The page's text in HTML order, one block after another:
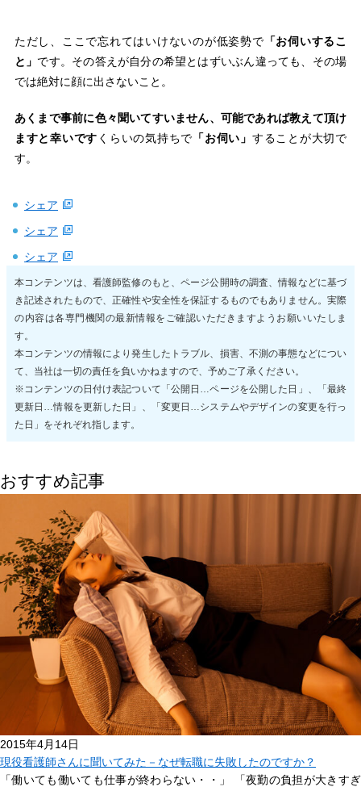
ただし、ここで忘れてはいけないのが低姿勢で 「お伺いするこ
と」 です。その答えが自分の希望とはずいぶん違っても、その場
では絶対に顔に出さないこと。
あくまで事前に色々聞いてすいません、可能であれば教えて頂け
ますと幸いです くらいの気持ちで 「お伺い」 することが大切で
す。
シェア
シェア
シェア
本コンテンツは、看護師監修のもと、ページ公開時の調査、情報などに基づ
き記述されたもので、正確性や安全性を保証するものでもありません。実際
の内容は各専門機関の最新情報をご確認いただきますようお願いいたしま
す。
本コンテンツの情報により発生したトラブル、損害、不測の事態などについ
て、当社は一切の責任を負いかねますので、予めご了承ください。
※コンテンツの日付け表記ついて「公開日…ページを公開した日」、「最終
更新日…情報を更新した日」、「変更日…システムやデザインの変更を行っ
た日」をそれぞれ指します。
おすすめ記事
2015年4月14日
現役看護師さんに聞いてみた－なぜ転職に失敗したのですか？
「働いても働いても仕事が終わらない・・」 「夜勤の負担が大きすぎ